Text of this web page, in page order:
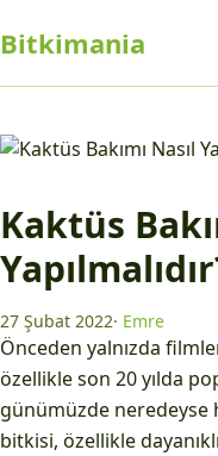
Bitkimania
Kaktüs
27 Şubat 2022· Emre
Önceden yalnızda
özellikle son 20 yılda
günümüzde neredeyse
bitkisi, özellikle